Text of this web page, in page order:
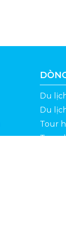
Du
Du
Tour
Tour